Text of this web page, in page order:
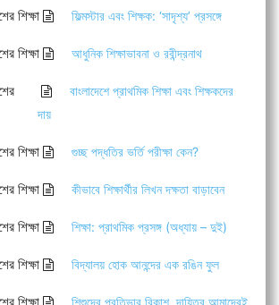
শিক্ষা ফিল্মস্টার এবং শিক্ষক: ‘সাদৃশ্য’ প্রসঙ্গে
শিক্ষা আধুনিক শিক্ষাভাবনা ও রবীন্দ্রনাথ
বাংলাদেশে প্রাথমিক শিক্ষা এবং শিক্ষকদের
দায়
শিক্ষা গুচ্ছ পদ্ধতির ভর্তি পরীক্ষা কেন?
শিক্ষা কীভাবে শিক্ষার্থীর লিখন দক্ষতা বাড়াবেন
শিক্ষা শিক্ষা: প্রাথমিক প্রসঙ্গ (অধ্যায় – দুই)
শিক্ষা বিদ্যালয় হোক আনন্দের এক রঙিন ফুল
শিক্ষা শিশুদের প্রতিভার বিকাশ, দায়িত্ব আমাদেরই